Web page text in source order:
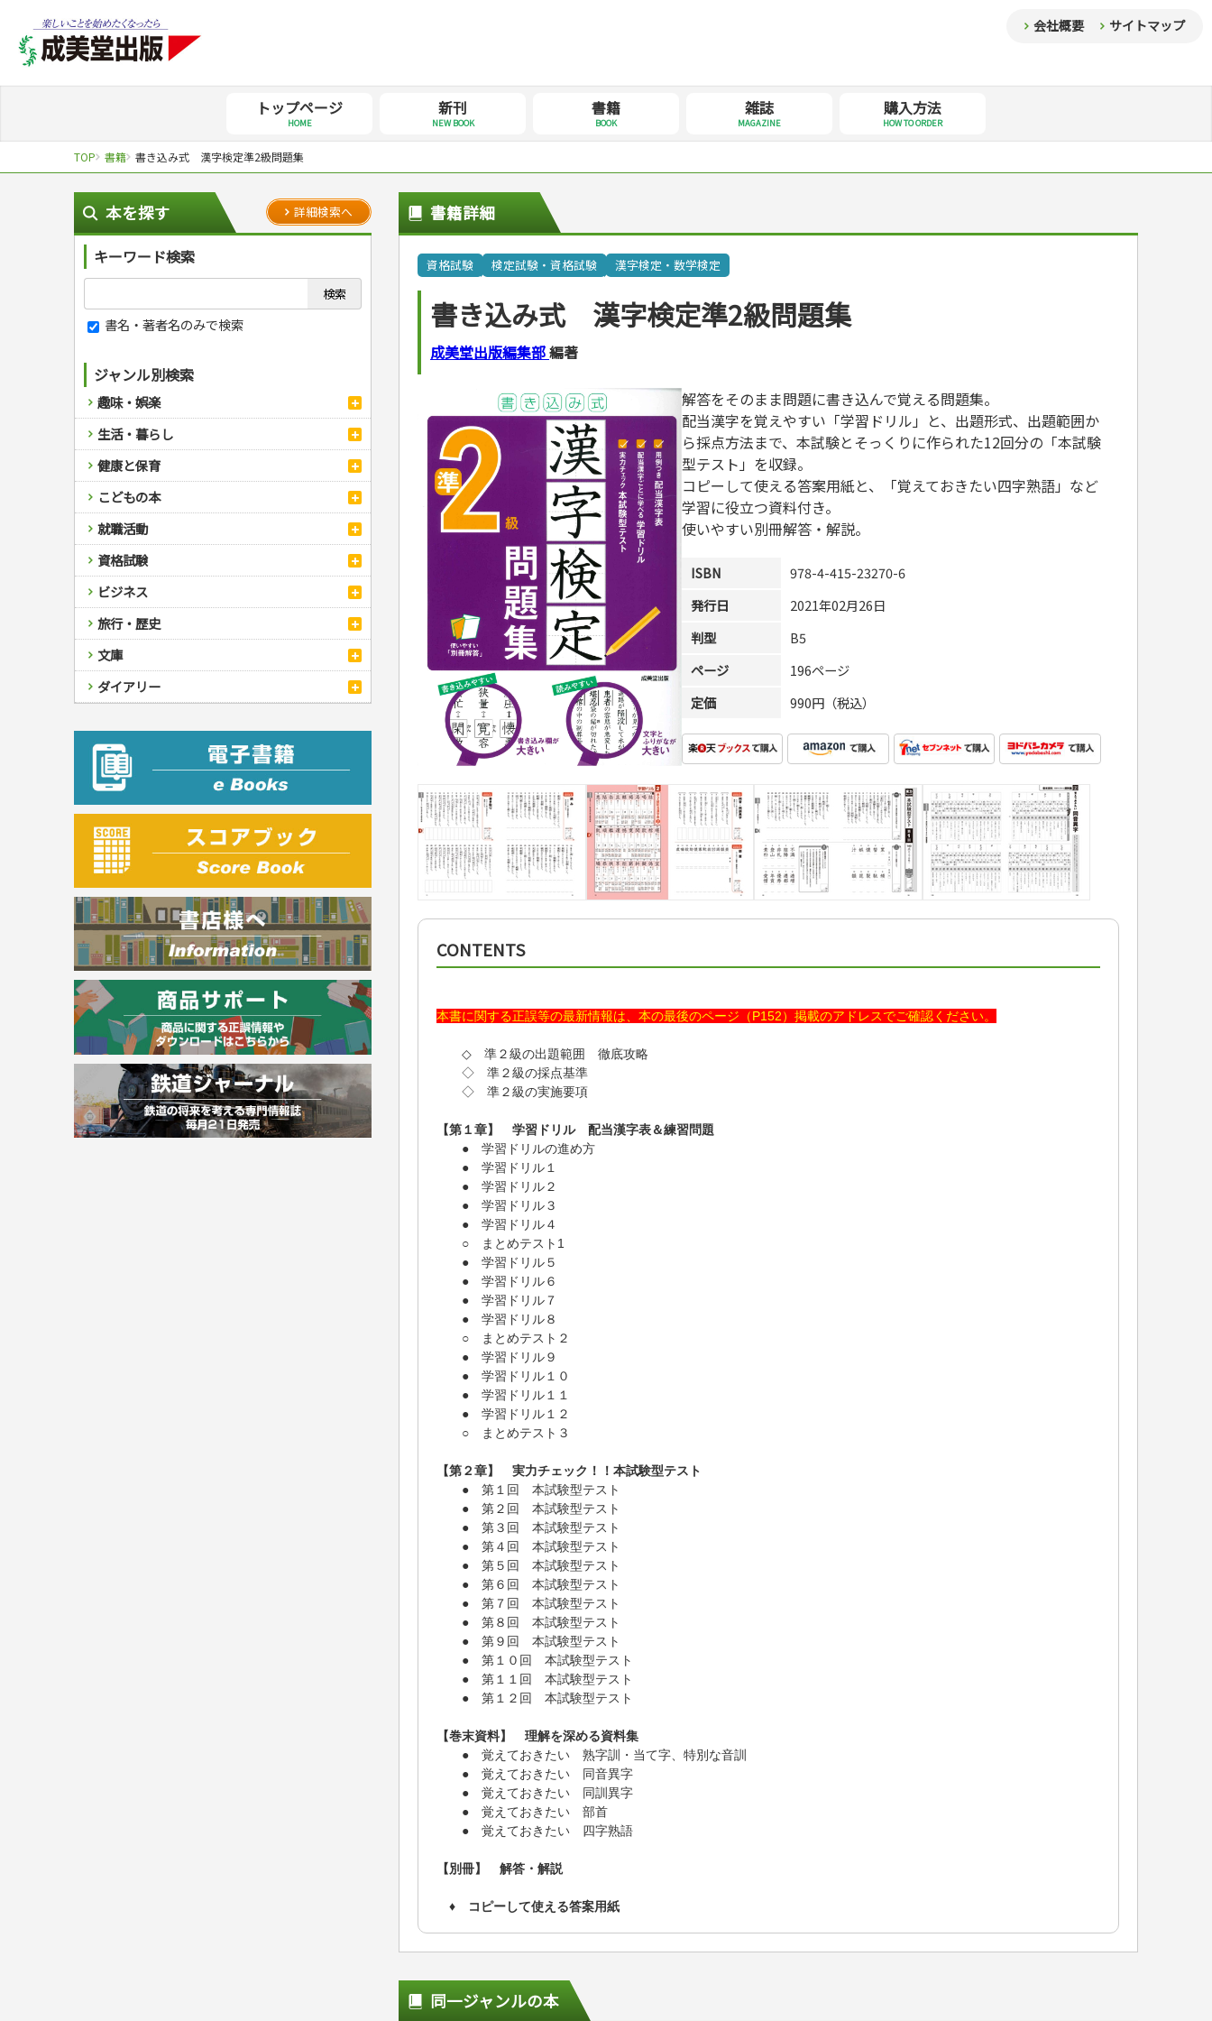
会社概要 サイトマップ
トップページ
HOME
新刊
NEW BOOK
書籍
BOOK
雑誌
MAGAZINE
購入方法
HOW TO ORDER
TOP 書籍 書き込み式 漢字検定準2級問題集
本を探す 詳細検索へ
キーワード検索
書名・著者名のみで検索
ジャンル別検索
趣味・娯楽
スポーツ
スポーツルール
野球
ゴルフ
トレーニング
ジュニアスポーツ
その他スポーツ
自然・アウトドア・ペット
アウトドア
犬・猫
ペット・飼育
園芸・野菜づくり
雑学
娯楽・ゲーム・占い
ナンプレ
囲碁・将棋・麻雀
ゲーム・マジック
家相・風水・占い
カルチャー・芸術・趣味
鉄道・車・自転車
音楽・楽器
趣味・鑑賞・カメラ
絵画・デッサン
俳句・詩・ことば
辞典・語学
辞典
語学・旅行会話
運転免許
原付・二輪
普通免許
その他免許
生活・暮らし
料理
料理・レシピ
おもてなし・ごちそう料理
各国料理
お弁当
健康メニュー・ダイエット
調理器具クッキング
お菓子・ケーキ・パン
飲み物・お酒
手芸・クラフト
編み物
ソーイング
クラフト
住まい・インテリア・暮らし
インテリア・ハウジング
収納・掃除・暮らし
美容・ファッション
ダイエット・エクササイズ
メイク・ネイル・ヘア
着物・着つけ
冠婚葬祭・手紙・ペン字
冠婚葬祭・スピーチ・マナー
手紙・ペン字
妊娠・出産・育児
妊娠・出産・育児
離乳食・幼児食・こどもレシピ
健康と保育
家庭医学・健康
ツボ・マッサージ
家庭医学・病気
健康知識
栄養事典
生活習慣病
看護・介護
看護一般
介護一般
保育・教育
パネルシアター
指導マニュアル
こどもの本
児童一般
おりがみ・あやとり
なぞなぞ・ゲーム
占い・心理ゲーム
のりもの・ずかん
読み物・絵本
音と光のでる絵本
学参・ドリル
夏休みドリル
総復習ドリル
学習・地図
自由研究・読書感想文
えんぴつちょう
就職活動
就職活動
就職試験
公務員試験
資格試験
検定試験・資格試験
英語検定・TOEIC
漢字検定・数学検定
簿記検定
ケアマネジャー
介護・社会福祉士
司法書士・社労士
行政書士・宅建
FP
衛生管理・運行管理
建築・土木
電気・危険物
調理師
スキル・キャリアアップ
危険物取扱者
消防設備士
登録販売者
その他資格試験
ビジネス
経営・経済・法律
マネー・株・資産
簿記・経理・税金・保険
その他ビジネス
自己啓発
ビジネス読み物
旅行・歴史
国内・海外旅行
国外旅行
国内旅行
散歩・グルメ
地理・歴史
地理・地図
歴史
文庫
文庫
成美文庫
ダイアリー
プラチナダイアリー プレステージ
書籍詳細
資格試験 検定試験・資格試験 漢字検定・数学検定
書き込み式 漢字検定準2級問題集
成美堂出版編集部編著
解答をそのまま問題に書き込んで覚える問題集。
配当漢字を覚えやすい「学習ドリル」と、出題形式、出題範囲か
ら採点方法まで、本試験とそっくりに作られた12回分の「本試験
型テスト」を収録。
コピーして使える答案用紙と、「覚えておきたい四字熟語」など
学習に役立つ資料付き。
使いやすい別冊解答・解説。
ISBN
978-4-415-23270-6
発行日
2021年02月26日
判型
B5
ページ
196ページ
定価
990円（税込）
CONTENTS
本書に関する正誤等の最新情報は、本の最後のページ（P152）掲載のアドレスでご確認ください。
◇ 準２級の出題範囲 徹底攻略
◇ 準２級の採点基準
◇ 準２級の実施要項
【第１章】 学習ドリル 配当漢字表＆練習問題
● 学習ドリルの進め方
● 学習ドリル１
● 学習ドリル２
● 学習ドリル３
● 学習ドリル４
○ まとめテスト1
● 学習ドリル５
● 学習ドリル６
● 学習ドリル７
● 学習ドリル８
○ まとめテスト２
● 学習ドリル９
● 学習ドリル１０
● 学習ドリル１１
● 学習ドリル１２
○ まとめテスト３
【第２章】 実力チェック！！本試験型テスト
● 第１回 本試験型テスト
● 第２回 本試験型テスト
● 第３回 本試験型テスト
● 第４回 本試験型テスト
● 第５回 本試験型テスト
● 第６回 本試験型テスト
● 第７回 本試験型テスト
● 第８回 本試験型テスト
● 第９回 本試験型テスト
● 第１０回 本試験型テスト
● 第１１回 本試験型テスト
● 第１２回 本試験型テスト
【巻末資料】 理解を深める資料集
● 覚えておきたい 熟字訓・当て字、特別な音訓
● 覚えておきたい 同音異字
● 覚えておきたい 同訓異字
● 覚えておきたい 部首
● 覚えておきたい 四字熟語
【別冊】 解答・解説
♦ コピーして使える答案用紙
同一ジャンルの本